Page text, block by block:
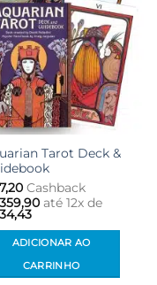
Tarot Deck &
7,20 Cashback
359,90 até 12x de
34,43
ADICIONAR AO
CARRINHO